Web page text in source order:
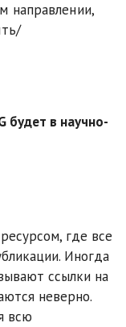
направлении,
будет в научно-
где все
Иногда
ссылки на
неверно.
всю